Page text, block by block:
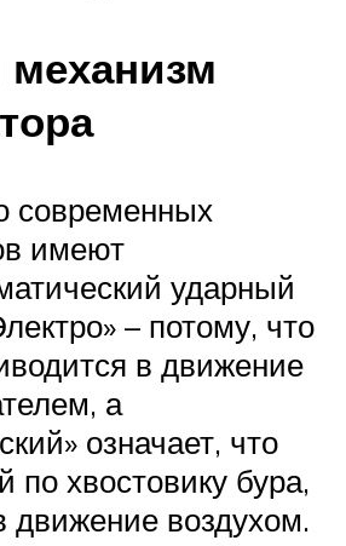
современных
имеют
ударный
– потому, что
в движение
а
означает, что
хвостовику бура,
движение воздухом.